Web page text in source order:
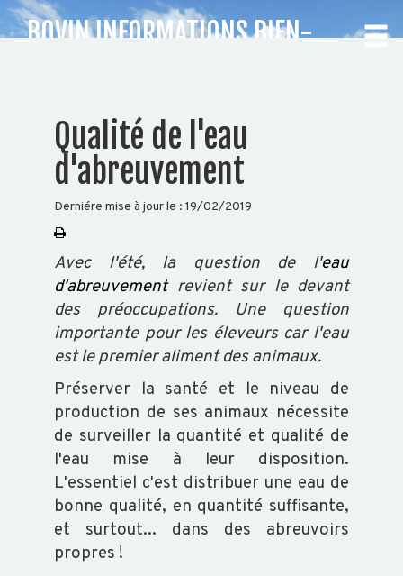
CHOISISSEZ
DÉPARTEMENT
Auvergne
BOVIN
CAPRIN
PORCIN
BOVIN INFORMATIONS BIEN-
Qualité de l'eau
d'abreuvement
Derniére mise à jour le : 19/02/2019
Avec l'été, la question de l'eau
d'abreuvement revient sur le devant
des préoccupations. Une question
importante pour les éleveurs car l'eau
est le premier aliment des animaux.
Préserver la santé et le niveau de
production de ses animaux nécessite
de surveiller la quantité et qualité de
l'eau mise à leur disposition.
L'essentiel c'est distribuer une eau de
bonne qualité, en quantité suffisante,
et surtout... dans des abreuvoirs
propres !